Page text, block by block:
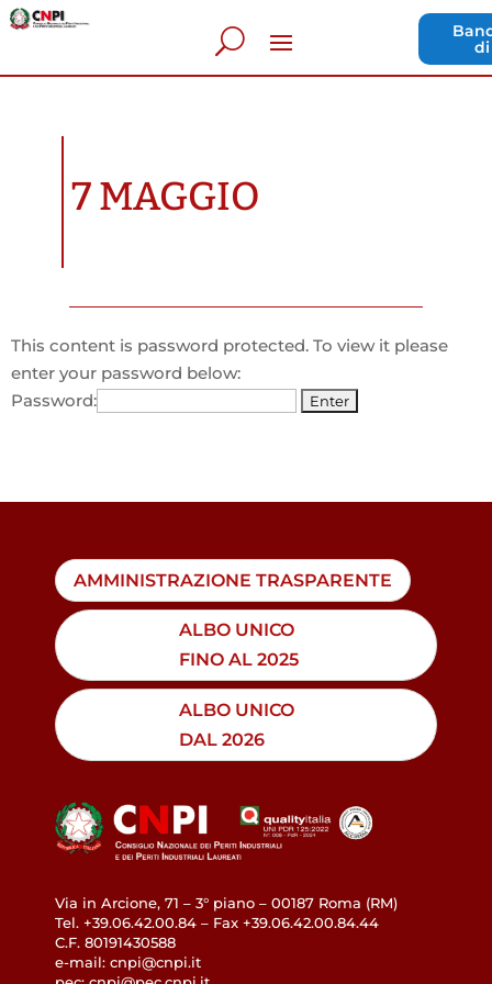
7 MAGGIO
This content is password protected. To view it please
enter your password below:
Password:
AMMINISTRAZIONE TRASPARENTE
ALBO UNICO
FINO AL 2025
ALBO UNICO
DAL 2026
Via in Arcione, 71 – 3° piano – 00187 Roma (RM)
Tel. +39.06.42.00.84 – Fax +39.06.42.00.84.44
C.F. 80191430588
e-mail: cnpi@cnpi.it